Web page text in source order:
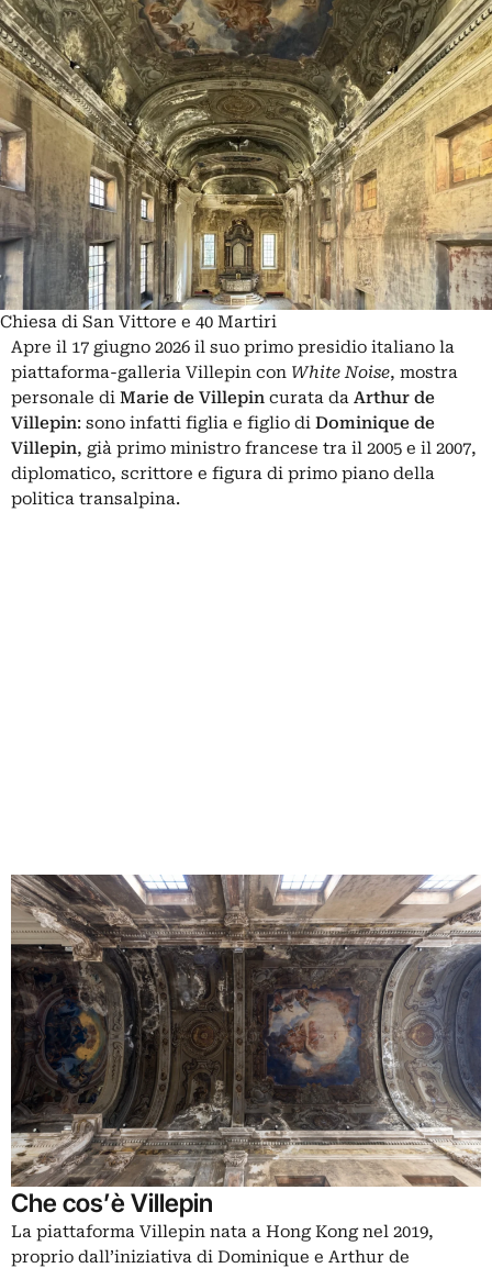
Chiesa di San Vittore e 40 Martiri
Apre il 17 giugno 2026 il suo primo presidio italiano la
piattaforma-galleria Villepin con White Noise, mostra
personale di Marie de Villepin curata da Arthur de
Villepin: sono infatti figlia e figlio di Dominique de
Villepin, già primo ministro francese tra il 2005 e il 2007,
diplomatico, scrittore e figura di primo piano della
politica transalpina.
Che cos’è Villepin
La piattaforma Villepin nata a Hong Kong nel 2019,
proprio dall’iniziativa di Dominique e Arthur de